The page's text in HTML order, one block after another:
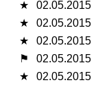
★
02.05.2015
★
02.05.2015
★
02.05.2015
⚑
02.05.2015
★
02.05.2015